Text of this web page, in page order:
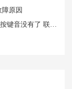
原因
想按键故障如何解决